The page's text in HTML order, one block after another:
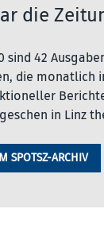
die
sind 42
die monatlich
in Linz
SPOTSZ-ARCHIV